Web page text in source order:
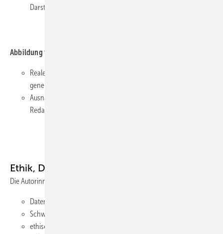
Darstellungen sind unzulässig.
Abbildung von Personen auf KI-generierten Bildern
Reale Personen dürfen grundsätzlich nicht mittels KI-
generierter Bilder dargestellt werden.
Ausnahmen bedürfen der ausdrücklichen Zustimmung der
Redaktion.
Ethik, Datenschutz und Vertraulichkeit
Die Autorinnen und Autoren tragen Verantwortung für:
Datenschutz,
Schweigepflicht,
ethische Zulässigkeit,